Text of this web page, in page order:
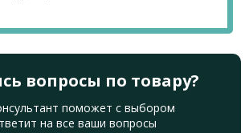
вопросы по товару?
поможет с выбором
на все ваши вопросы